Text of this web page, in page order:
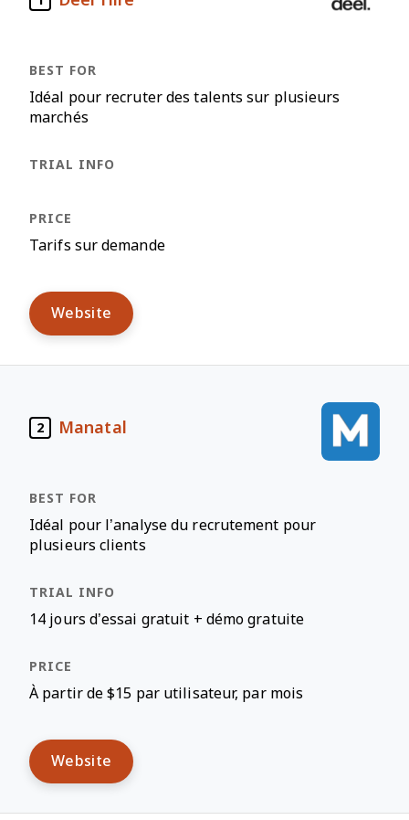
Idéal pour recruter des talents sur plusieurs
marchés
Tarifs sur demande
Website
2 Manatal
Idéal pour l’analyse du recrutement pour
plusieurs clients
14 jours d’essai gratuit + démo gratuite
À partir de $15 par utilisateur, par mois
Website